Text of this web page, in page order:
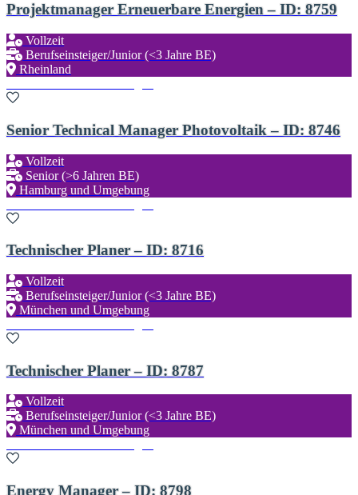
Projektmanager Erneuerbare Energien – ID: 8759
Vollzeit
Berufseinsteiger/Junior (<3 Jahre BE)
Rheinland
Senior Technical Manager Photovoltaik – ID: 8746
Vollzeit
Senior (>6 Jahren BE)
Hamburg und Umgebung
Technischer Planer – ID: 8716
Vollzeit
Berufseinsteiger/Junior (<3 Jahre BE)
München und Umgebung
Technischer Planer – ID: 8787
Vollzeit
Berufseinsteiger/Junior (<3 Jahre BE)
München und Umgebung
Energy Manager – ID: 8798